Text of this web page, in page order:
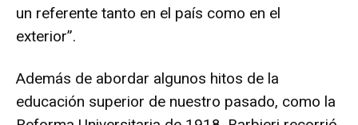
un referente tanto en el país como en el
exterior”.
Además de abordar algunos hitos de la
educación superior de nuestro pasado, como la